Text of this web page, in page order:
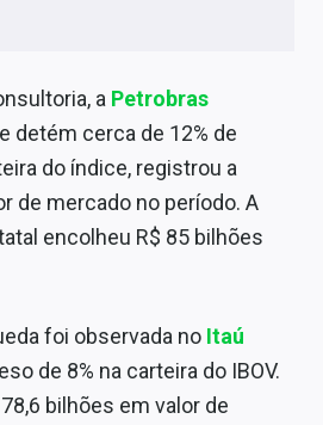
a Petrobras
detém cerca de 12% de
do índice, registrou a
de mercado no período. A
encolheu R$ 85 bilhões
foi observada no Itaú
de 8% na carteira do IBOV.
bilhões em valor de